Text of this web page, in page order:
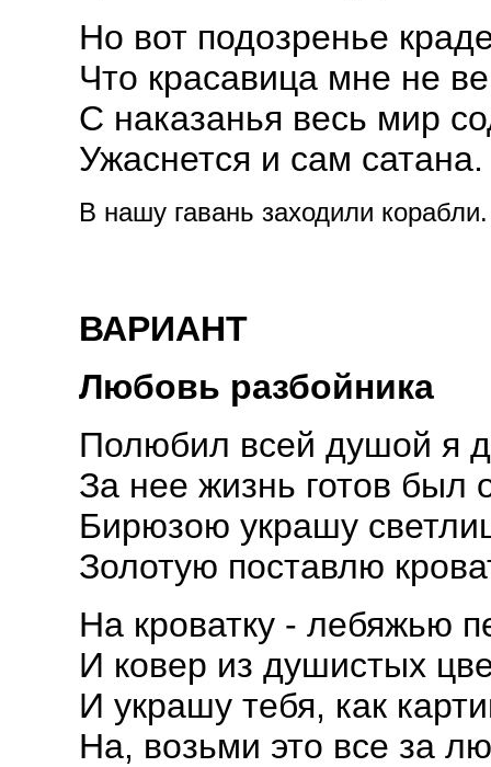
Но вот подозренье
Что красавица мне не
С наказанья весь мир
Ужаснется и сам сатана.
В нашу гавань заходили
ВАРИАНТ
Любовь разбойника
Полюбил всей душой я
За нее жизнь готов был
Бирюзою украшу
Золотую поставлю
На кроватку - лебяжью
И ковер из душистых
И украшу тебя, как
На, возьми это все за